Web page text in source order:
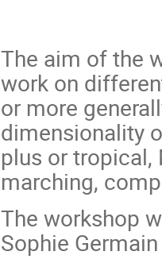
The aim of the
work on
or more
dimensionality
plus or tropical,
marching,
The workshop
Sophie